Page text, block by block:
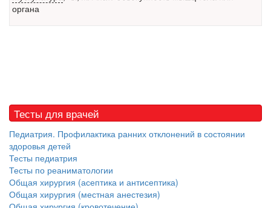
роста сопутствующих
Закон о праве родителей находиться с детьми в
реанимации внесен в Госдуму
Соответствующий
законопроект внесен в
органа
Тесты для врачей
Педиатрия. Профилактика ранних отклонений в состоянии
здоровья детей
Тесты педиатрия
Тесты по реаниматологии
Общая хирургия (асептика и антисептика)
Общая хирургия (местная анестезия)